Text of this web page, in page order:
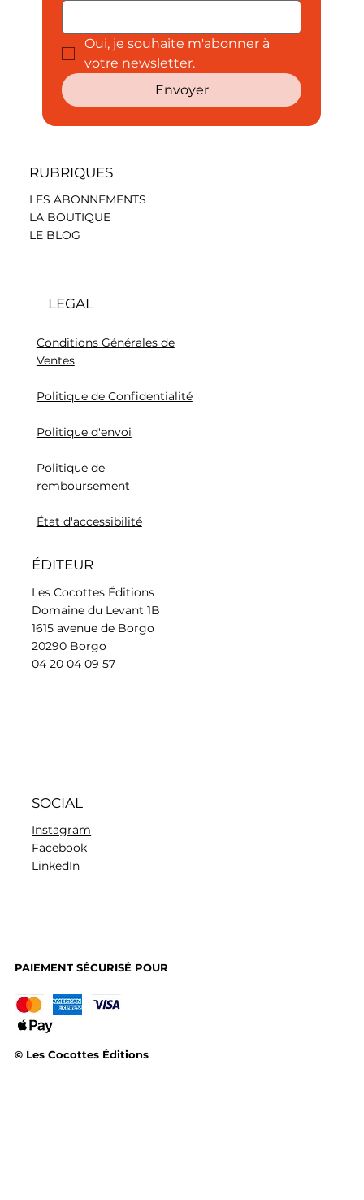
Oui, je souhaite m'abonner à
votre newsletter.
Envoyer
RUBRIQUES
LES ABONNEMENTS
LA BOUTIQUE
LE BLOG
LEGAL
Conditions Générales de
Ventes
Politique de Confidentialité
Politique d'envoi
Politique de
remboursement
État d'accessibilité
ÉDITEUR
Les Cocottes Éditions
Domaine du Levant 1B
1615 avenue de Borgo
20290 Borgo
04 20 04 09 57
SOCIAL
Instagram
Facebook
LinkedIn
© Les Cocottes Éditions
PAIEMENT SÉCURISÉ POUR